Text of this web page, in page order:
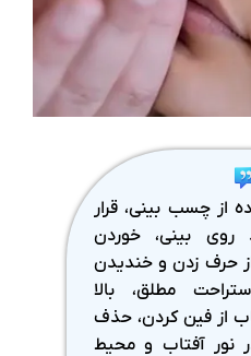
از چسب بینی، قرار
بینی، خوردن
حرف زدن و خندیدن
مطلق، بالا
از فین کردن، حذف
آفتاب و محیط